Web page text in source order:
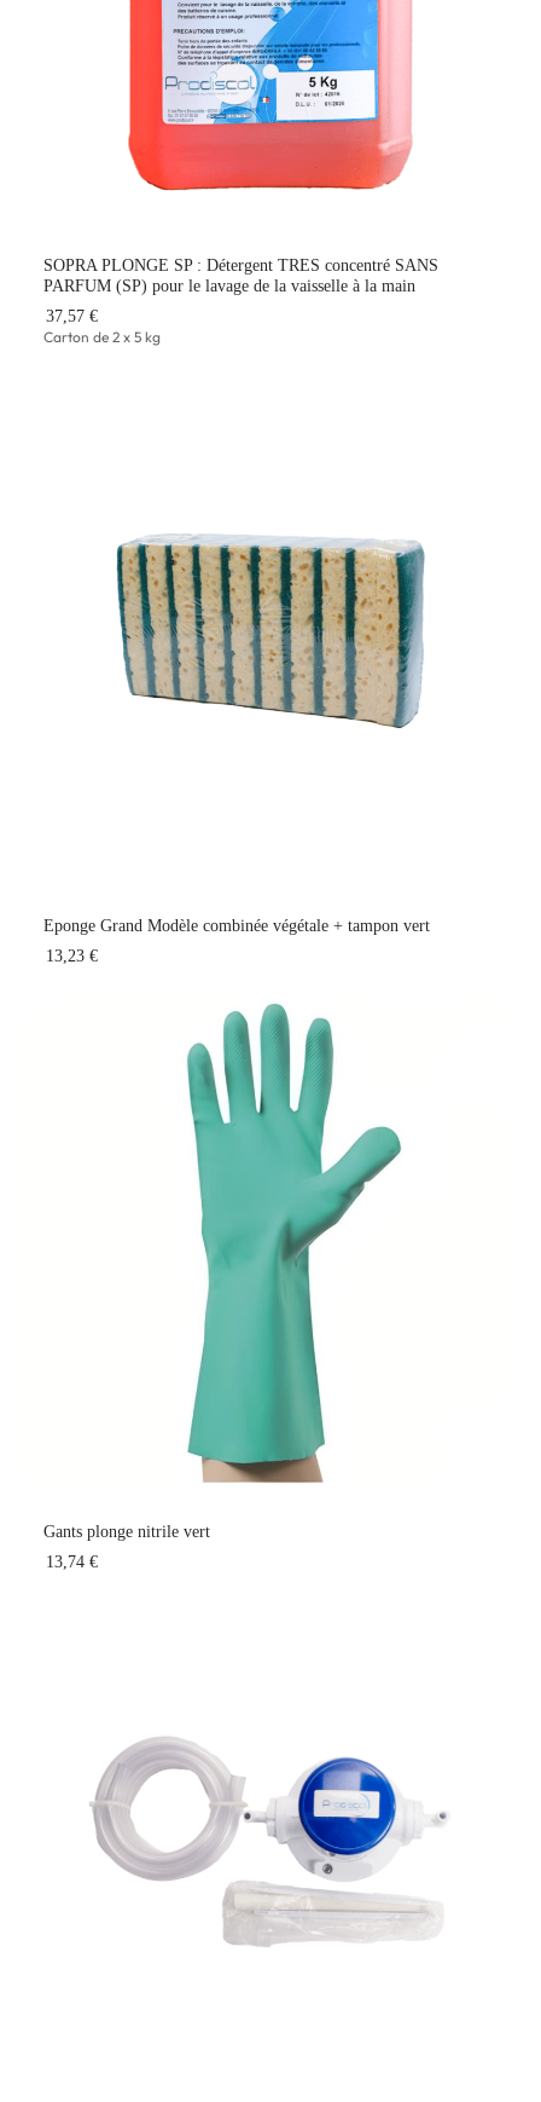
SOPRA PLONGE SP : Détergent TRES concentré SANS
PARFUM (SP) pour le lavage de la vaisselle à la main
37,57 €
Carton de 2 x 5 kg
Eponge Grand Modèle combinée végétale + tampon vert
13,23 €
Gants plonge nitrile vert
13,74 €